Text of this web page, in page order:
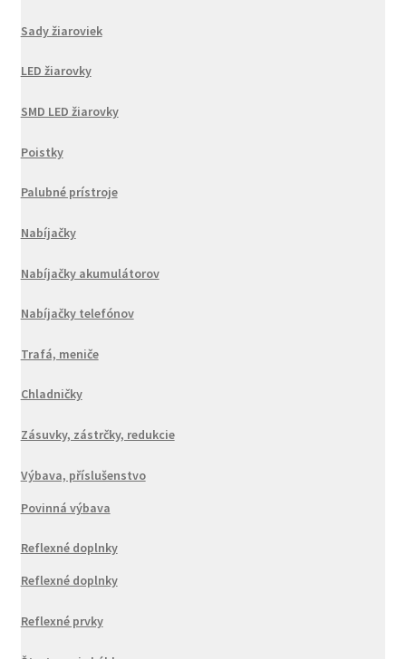
Sady žiaroviek
LED žiarovky
SMD LED žiarovky
Poistky
Palubné prístroje
Nabíjačky
Nabíjačky akumulátorov
Nabíjačky telefónov
Trafá, meniče
Chladničky
Zásuvky, zástrčky, redukcie
Výbava, příslušenstvo
Povinná výbava
Reflexné doplnky
Reflexné doplnky
Reflexné prvky